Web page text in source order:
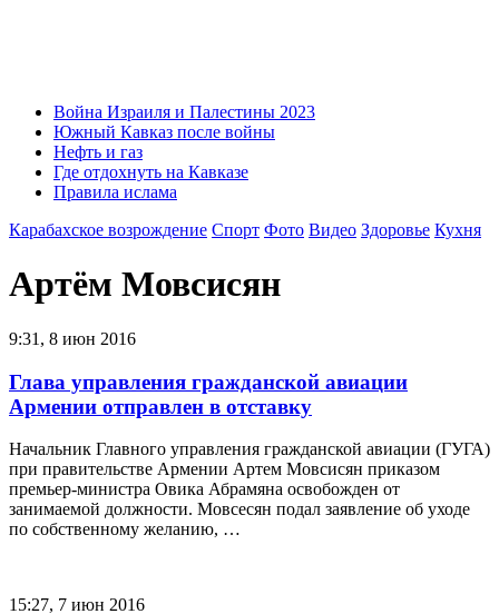
Война Израиля и Палестины 2023
Южный Кавказ после войны
Нефть и газ
Где отдохнуть на Кавказе
Правила ислама
Карабахское возрождение Спорт Фото Видео Здоровье Кухня
Артём Мовсисян
9:31, 8 июн 2016
Глава управления гражданской авиации
Армении отправлен в отставку
Начальник Главного управления гражданской авиации (ГУГА)
при правительстве Армении Артем Мовсисян приказом
премьер-министра Овика Абрамяна освобожден от
занимаемой должности. Мовсесян подал заявление об уходе
по собственному желанию, …
15:27, 7 июн 2016